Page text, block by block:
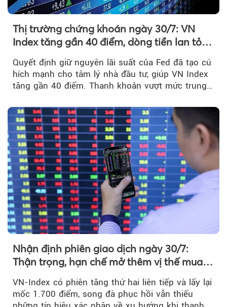
Thị trường chứng khoán ngày 30/7: VN
Index tăng gần 40 điểm, dòng tiền lan tỏa
mạnh sau tín hiệu tích cực từ Fed
Quyết định giữ nguyên lãi suất của Fed đã tạo cú
hích mạnh cho tâm lý nhà đầu tư, giúp VN Index
tăng gần 40 điểm. Thanh khoản vượt mức trung
Nhận định phiên giao dịch ngày 30/7:
Thận trọng, hạn chế mở thêm vị thế mua
VN-Index có phiên tăng thứ hai liên tiếp và lấy lại
mốc 1.700 điểm, song đà phục hồi vẫn thiếu